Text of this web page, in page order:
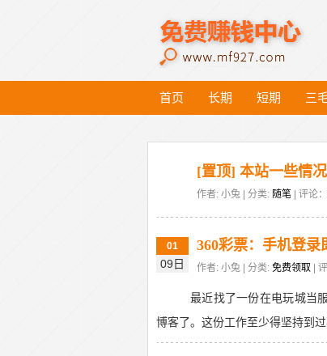
首页 长期 短期 三
[置顶] 本站一些情况
作者: 小兔 | 分类: 随笔 | 评论
01
09日
360彩票：手机登录
作者: 小兔 | 分类: 免费领取 |
最近找了一份在电玩城当
博客了。这份工作至少得坚持到